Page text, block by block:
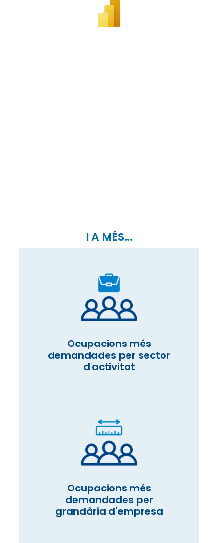
I A MÉS...
Ocupacions més
demandades per sector
d'activitat
Ocupacions més
demandades per
grandària d'empresa